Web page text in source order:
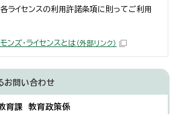
ライセンスの利用許諾条項に則ってご利用
ンズ・ライセンスとは （外部リンク）
お問い合わせ
育課 教育政策係